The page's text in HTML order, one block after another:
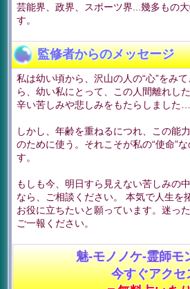
芸能界、政界、スポーツ界...幾多もの
す。
監修者からのメッセージ
私は幼い頃から、沢山の人の“心”をみ
ら、幼い私にとって、この人間離れし
辛い苦しみや悲しみをもたらしました…
しかし、年齢を重ねるにつれ、この能
のために使う。それこそが私の“使命”
す。
もしも今、明日すら見えない苦しみの
なら、ご相談ください。 本気で人生を
お役に立ちたいと願っています。迷っ
ご一報ください。
魅-モノノケ-霊師モ
今すぐアクセ